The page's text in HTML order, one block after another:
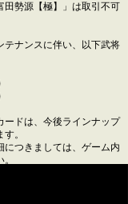
勢源【極】」は取引不可
ナンスに伴い、以下武将
ドは、今後ラインナップ
。
つきましては、ゲーム内